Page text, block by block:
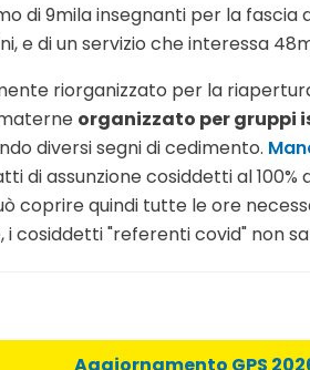
di 9mila insegnanti per la fascia
e di un servizio che interessa
riorganizzato per la
organizzato per gruppi
diversi segni di cedimento.
di assunzione cosiddetti al
coprire quindi tutte le ore
i cosiddetti "referenti covid" non
Aggiornamento GPS